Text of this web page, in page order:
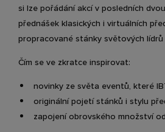
si lze pořádání akcí v posledních
přednášek klasických i virtuálních
propracované stánky světových
Čím se ve zkratce inspirovat:
novinky ze světa eventů, které
originální pojetí stánků i stylu
zapojení obrovského množství